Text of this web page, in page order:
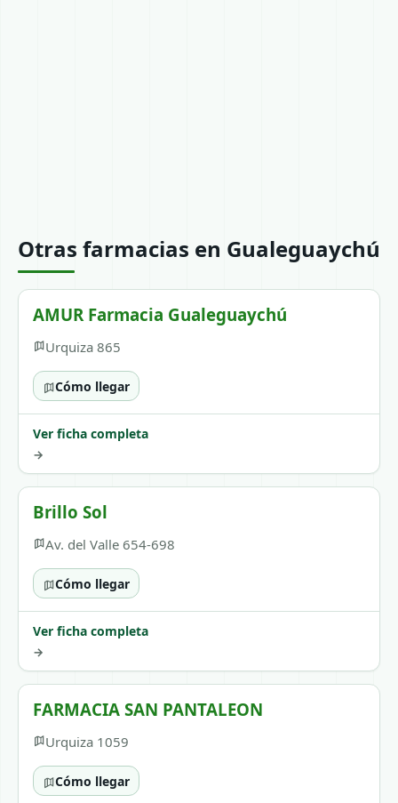
Otras farmacias en Gualeguaychú
AMUR Farmacia Gualeguaychú
Urquiza 865
Cómo llegar
Ver ficha completa
→
Brillo Sol
Av. del Valle 654-698
Cómo llegar
Ver ficha completa
→
FARMACIA SAN PANTALEON
Urquiza 1059
Cómo llegar